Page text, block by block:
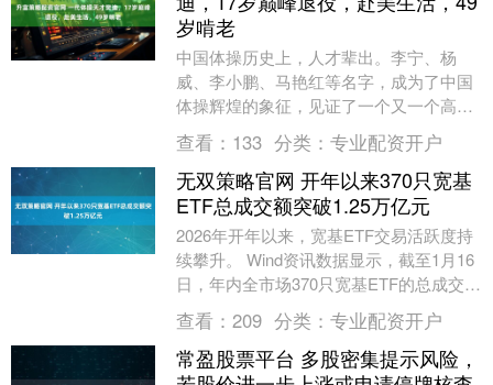
岁啃老
中国体操历史上，人才辈出。李宁、杨
威、李小鹏、马艳红等名字，成为了中国
体操辉煌的象征，见证了一个又一个高光
时刻，也代表着中国体操运动员无可挑剔
的技术水平。在赛场....
查看： 133 分类： 专业配资开户
无双策略官网 开年以来370只宽基
ETF总成交额突破1.25万亿元
2026年开年以来，宽基ETF交易活跃度持
续攀升。 Wind资讯数据显示，截至1月16
日，年内全市场370只宽基ETF的总成交额
已达12511.91亿元，同比增....
查看： 209 分类： 专业配资开户
常盈股票平台 多股密集提示风险，